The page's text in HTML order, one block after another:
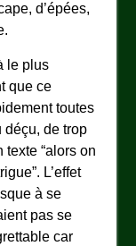
d’épées,
le plus
que ce
toutes
déçu, de trop
texte “alors on
L’effet
à se
pas se
car